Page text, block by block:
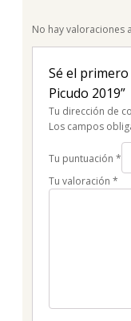
No hay valoraciones
Sé el
Picudo 2019”
Tu dirección de
Los campos
Tu puntuación *
Tu valoración *